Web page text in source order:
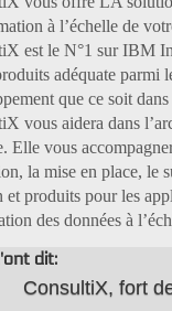
à l’échelle de
est le N°1 sur IBM
adéquate parmi
que ce soit
vous aidera dans
Elle vous
la mise en place, le
et produits pour les
des données à
dit:
ConsultiX, fort